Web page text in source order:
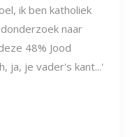
ik ben katholiek
naar
48% Jood
ja, je vader's kant...'